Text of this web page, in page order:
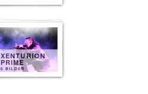
XENTURION
PRIME
6 BILDER